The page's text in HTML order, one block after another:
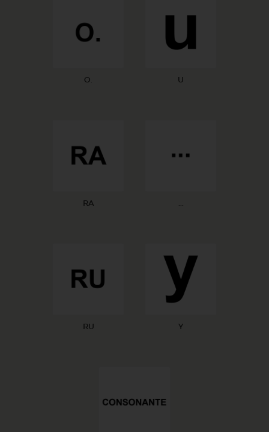
O. U
RA ...
RU Y